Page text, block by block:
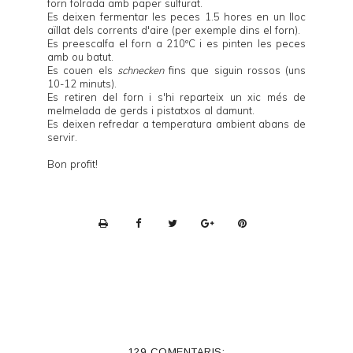
forn folrada amb paper sulfurat.
Es deixen fermentar les peces 1.5 hores en un lloc
aïllat dels corrents d'aire (per exemple dins el forn).
Es preescalfa el forn a 210ºC i es pinten les peces
amb ou batut.
Es couen els schneckenfins que siguin rossos (uns
10-12 minuts).
Es retiren del forn i s'hi reparteix un xic més de
melmelada de gerds i pistatxos al damunt.
Es deixen refredar a temperatura ambient abans de
servir.
Bon profit!